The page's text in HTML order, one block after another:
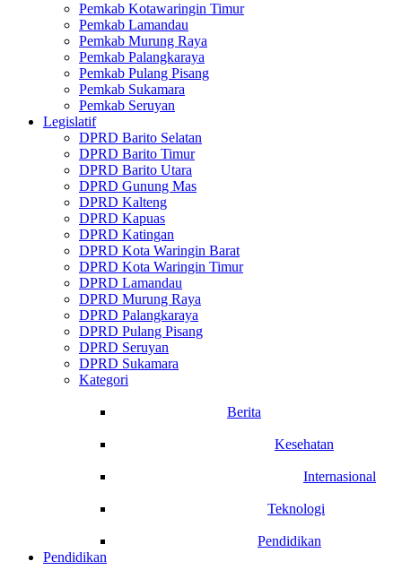
Pemkab Kotawaringin Timur
Pemkab Lamandau
Pemkab Murung Raya
Pemkab Palangkaraya
Pemkab Pulang Pisang
Pemkab Sukamara
Pemkab Seruyan
Legislatif
DPRD Barito Selatan
DPRD Barito Timur
DPRD Barito Utara
DPRD Gunung Mas
DPRD Kalteng
DPRD Kapuas
DPRD Katingan
DPRD Kota Waringin Barat
DPRD Kota Waringin Timur
DPRD Lamandau
DPRD Murung Raya
DPRD Palangkaraya
DPRD Pulang Pisang
DPRD Seruyan
DPRD Sukamara
Kategori
Berita
Kesehatan
Internasional
Teknologi
Pendidikan
Pendidikan